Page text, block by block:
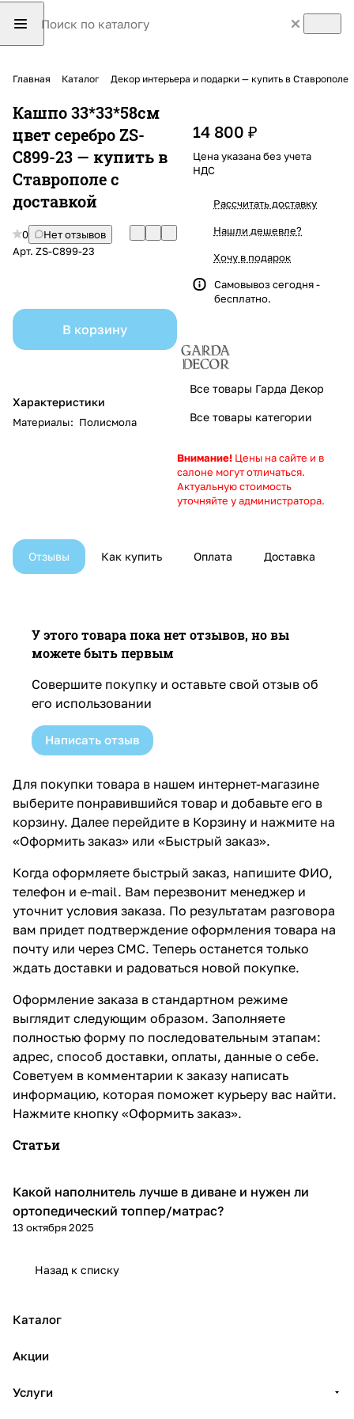
Главная Каталог Декор интерьера и подарки — купить в Ставрополе
Кашпо 33*33*58см
цвет серебро ZS-
C899-23 — купить в
Ставрополе с
доставкой
0
Нет отзывов
Арт. ZS-C899-23
В корзину
Характеристики
Материалы: Полисмола
14 800 ₽
Цена указана без учета
НДС
Рассчитать доставку
Нашли дешевле?
Хочу в подарок
Самовывоз сегодня -
бесплатно.
Все товары Гарда Декор
Все товары категории
Внимание! Цены на сайте и в
салоне могут отличаться.
Актуальную стоимость
уточняйте у администратора.
Отзывы Как купить Оплата Доставка
У этого товара пока нет отзывов, но вы
можете быть первым
Совершите покупку и оставьте свой отзыв об
его использовании
Написать отзыв
Для покупки товара в нашем интернет-магазине
выберите понравившийся товар и добавьте его в
корзину. Далее перейдите в Корзину и нажмите на
«Оформить заказ» или «Быстрый заказ».
Когда оформляете быстрый заказ, напишите ФИО,
телефон и e-mail. Вам перезвонит менеджер и
уточнит условия заказа. По результатам разговора
вам придет подтверждение оформления товара на
почту или через СМС. Теперь останется только
ждать доставки и радоваться новой покупке.
Оформление заказа в стандартном режиме
выглядит следующим образом. Заполняете
полностью форму по последовательным этапам:
адрес, способ доставки, оплаты, данные о себе.
Советуем в комментарии к заказу написать
информацию, которая поможет курьеру вас найти.
Нажмите кнопку «Оформить заказ».
Статьи
Диваны и кресла
Какой наполнитель лучше в диване и нужен ли
ортопедический топпер/матрас?
13 октября 2025
Назад к списку
Каталог
Акции
Услуги